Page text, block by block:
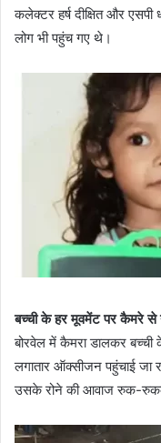
कलेक्टर हर्ष दीक्षित और
लोग भी पहुंच गए थे।
बच्ची के हर मूवमेंट पर कैमरे
बोरवेल में कैमरा डालकर
लगातार ऑक्सीजन पहुंचाई जा
उसके रोने की आवाज रुक-